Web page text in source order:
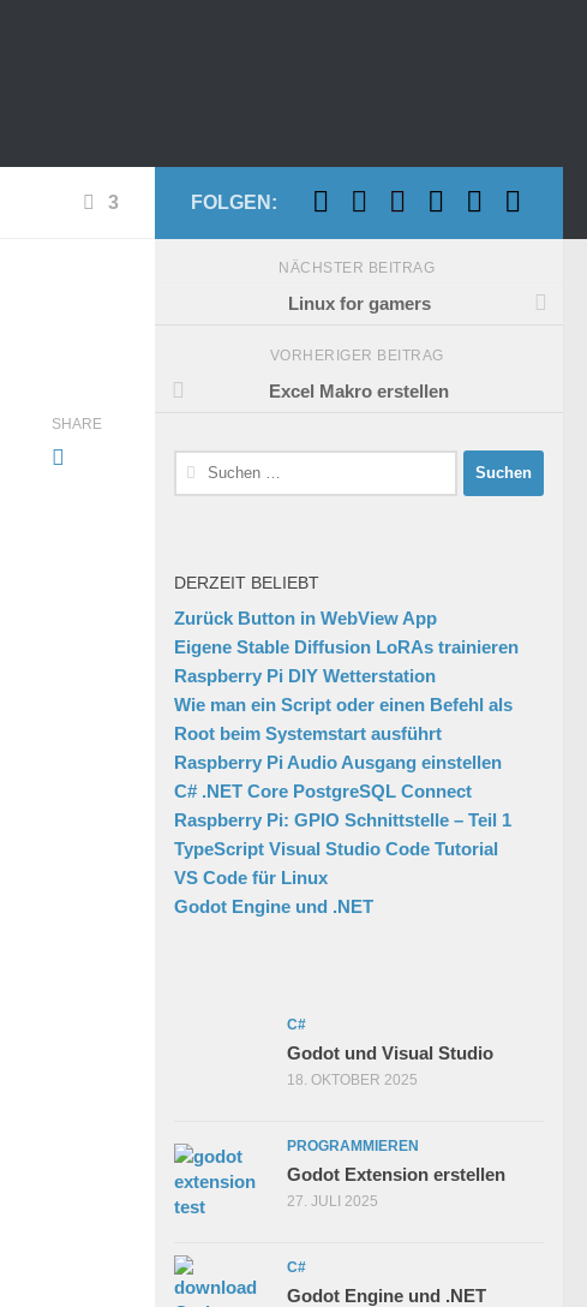
3
SHARE
FOLGEN:
NÄCHSTER BEITRAG
Linux for gamers
VORHERIGER BEITRAG
Excel Makro erstellen
Suchen
nach:
DERZEIT BELIEBT
Zurück Button in WebView App
Eigene Stable Diffusion LoRAs trainieren
Raspberry Pi DIY Wetterstation
Wie man ein Script oder einen Befehl als
Root beim Systemstart ausführt
Raspberry Pi Audio Ausgang einstellen
C# .NET Core PostgreSQL Connect
Raspberry Pi: GPIO Schnittstelle – Teil 1
TypeScript Visual Studio Code Tutorial
VS Code für Linux
Godot Engine und .NET
C#
Godot und Visual Studio
18. OKTOBER 2025
PROGRAMMIEREN
Godot Extension erstellen
27. JULI 2025
C#
Godot Engine und .NET